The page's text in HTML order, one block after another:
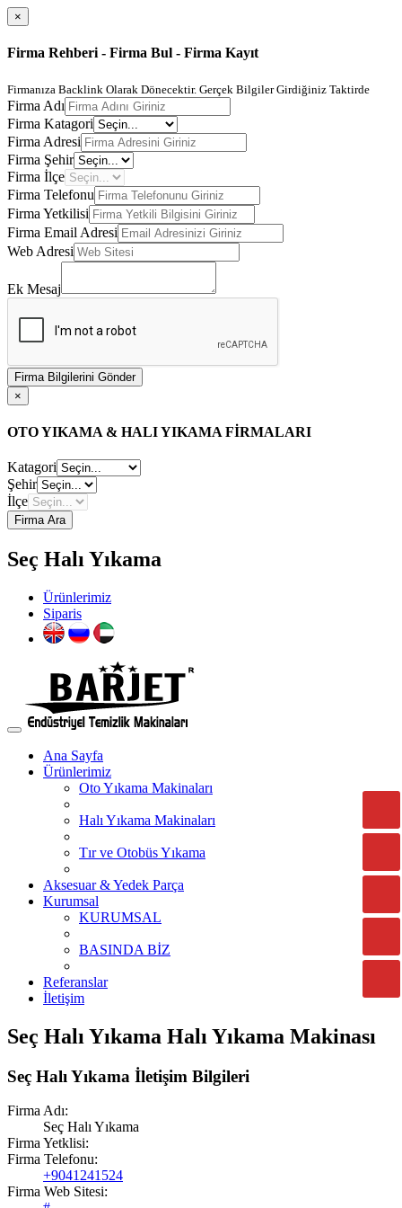
×
Firma Rehberi - Firma Bul - Firma Kayıt
Firmanıza Backlink Olarak Dönecektir. Gerçek Bilgiler Girdiğiniz Taktirde
Firma Adı
Firma Katagori
Firma Adresi
Firma Şehir
Firma İlçe
Firma Telefonu
Firma Yetkilisi
Firma Email Adresi
Web Adresi
Ek Mesaj
Firma Bilgilerini Gönder
×
OTO YIKAMA & HALI YIKAMA FİRMALARI
Katagori
Şehir
İlçe
Firma Ara
Seç Halı Yıkama
Ürünlerimiz
Siparis
Ana Sayfa
Ürünlerimiz
Oto Yıkama Makinaları
Halı Yıkama Makinaları
Tır ve Otobüs Yıkama
Aksesuar & Yedek Parça
Kurumsal
KURUMSAL
BASINDA BİZ
Referanslar
İletişim
Seç Halı Yıkama Halı Yıkama Makinası
Seç Halı Yıkama İletişim Bilgileri
Firma Adı:
Seç Halı Yıkama
Firma Yetklisi:
Firma Telefonu:
+9041241524
Firma Web Sitesi: